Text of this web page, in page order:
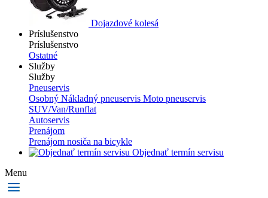
Dojazdové kolesá
Príslušenstvo
Príslušenstvo
Ostatné
Služby
Služby
Pneuservis
Osobný Nákladný pneuservis Moto pneuservis
SUV/Van/Runflat
Autoservis
Prenájom
Prenájom nosiča na bicykle
Objednať termín servisu
Menu